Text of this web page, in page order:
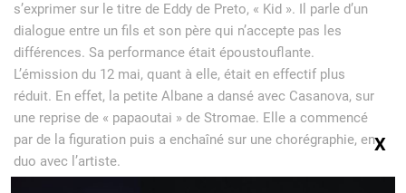
s’exprimer sur le titre de Eddy de Preto, « Kid ». Il parle d’un
dialogue entre un fils et son père qui n’accepte pas les
différences. Sa performance était époustouflante.
L’émission du 12 mai, quant à elle, était en effectif plus
réduit. En effet, la petite Albane a dansé avec Casanova, sur
une reprise de « papaoutai » de Stromae. Elle a commencé
par de la figuration puis a enchaîné sur une chorégraphie, en
duo avec l’artiste.
X